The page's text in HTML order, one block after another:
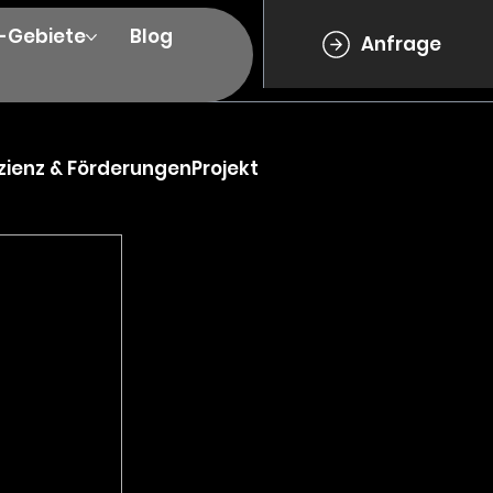
Gebiete
Blog
Anfrage
& FörderungenProjekt